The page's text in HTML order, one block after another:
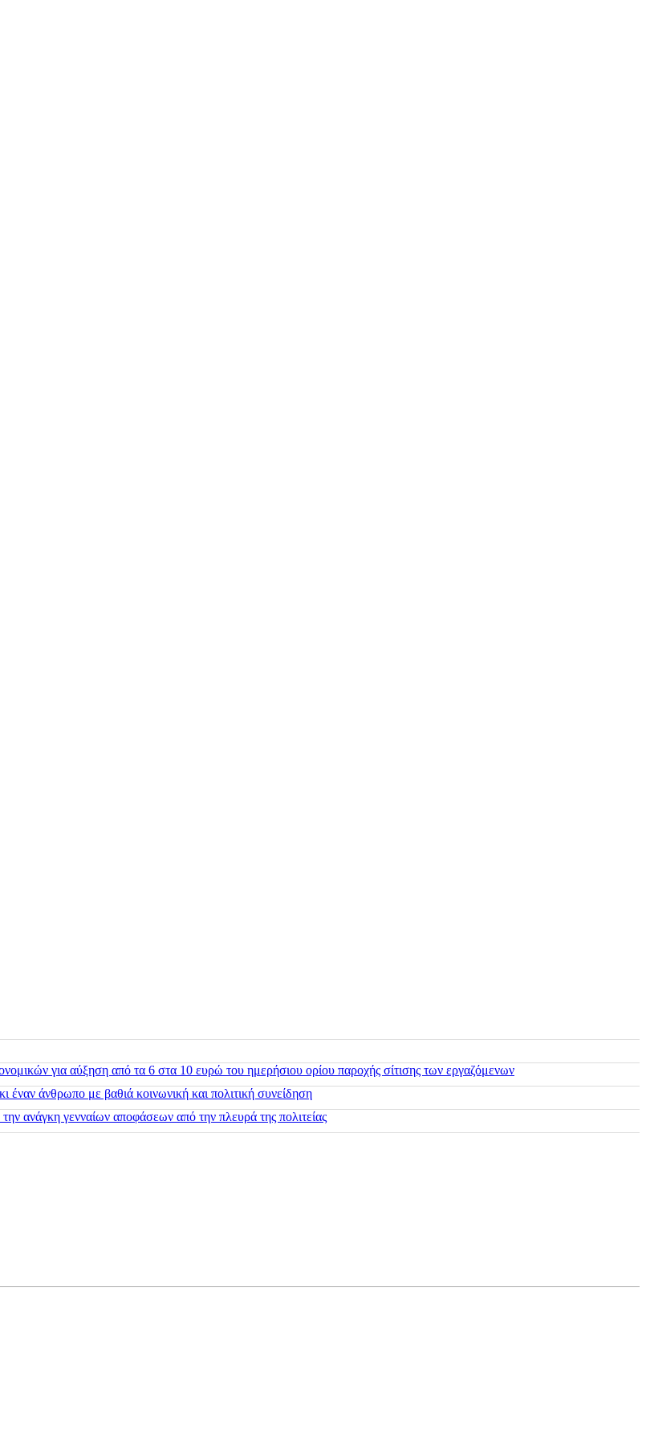
για αύξηση από τα 6 στα 10 ευρώ του ημερήσιου ορίου παροχής σίτισης των εργαζόμενων
άνθρωπο με βαθιά κοινωνική και πολιτική συνείδηση
ανάγκη γενναίων αποφάσεων από την πλευρά της πολιτείας